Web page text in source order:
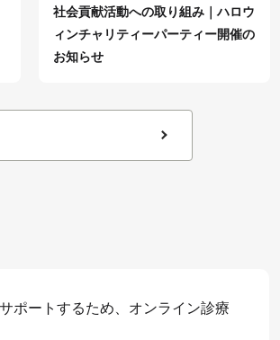
社会貢献活動への取り組み｜ハロウ
ィンチャリティーパーティー開催の
お知らせ
ポートするため、オンライン診療